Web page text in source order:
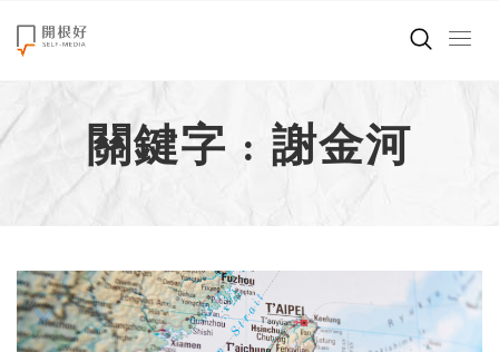
來點正能量
世界在想什麼
創造美好生活
職場商業經濟
關鍵字 : 謝金河